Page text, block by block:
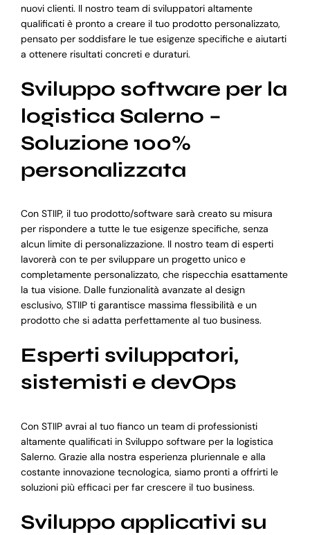
nuovi clienti. Il nostro team di sviluppatori altamente
qualificati è pronto a creare il tuo prodotto personalizzato,
pensato per soddisfare le tue esigenze specifiche e aiutarti
a ottenere risultati concreti e duraturi.
Sviluppo software per la
logistica Salerno –
Soluzione 100%
personalizzata
Con STIIP, il tuo prodotto/software sarà creato su misura
per rispondere a tutte le tue esigenze specifiche, senza
alcun limite di personalizzazione. Il nostro team di esperti
lavorerà con te per sviluppare un progetto unico e
completamente personalizzato, che rispecchia esattamente
la tua visione. Dalle funzionalità avanzate al design
esclusivo, STIIP ti garantisce massima flessibilità e un
prodotto che si adatta perfettamente al tuo business.
Esperti sviluppatori,
sistemisti e devOps
Con STIIP avrai al tuo fianco un team di professionisti
altamente qualificati in Sviluppo software per la logistica
Salerno. Grazie alla nostra esperienza pluriennale e alla
costante innovazione tecnologica, siamo pronti a offrirti le
soluzioni più efficaci per far crescere il tuo business.
Sviluppo applicativi su